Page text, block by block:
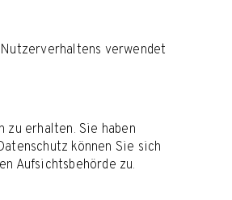
verwendet
erhalten. Sie haben
können Sie sich
Aufsichtsbehörde zu.